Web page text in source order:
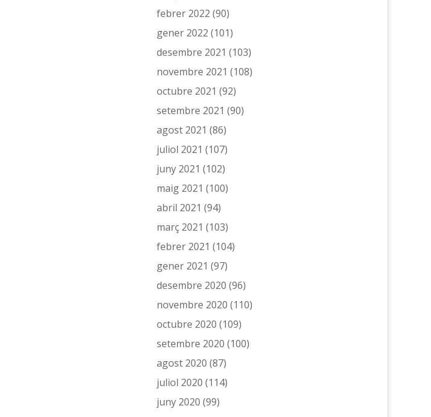
febrer 2022 (90)
gener 2022 (101)
desembre 2021 (103)
novembre 2021 (108)
octubre 2021 (92)
setembre 2021 (90)
agost 2021 (86)
juliol 2021 (107)
juny 2021 (102)
maig 2021 (100)
abril 2021 (94)
març 2021 (103)
febrer 2021 (104)
gener 2021 (97)
desembre 2020 (96)
novembre 2020 (110)
octubre 2020 (109)
setembre 2020 (100)
agost 2020 (87)
juliol 2020 (114)
juny 2020 (99)